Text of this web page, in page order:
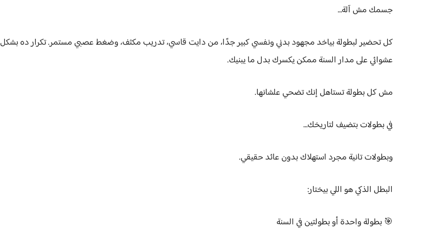
جسمك مش آلة…
كل تحضير لبطولة بياخد مجهود بدني ونفسي كبير جدًا، من دايت قاسي، تدريب مكثف، وضغط عصبي مستمر. تكرار ده بشكل
عشوائي على مدار السنة ممكن يكسرك بدل ما يبنيك.
مش كل بطولة تستاهل إنك تضحي علشانها.
في بطولات بتضيف لتاريخك…
وبطولات تانية مجرد استهلاك بدون عائد حقيقي.
البطل الذكي هو اللي بيختار:
🎯 بطولة واحدة أو بطولتين في السنة